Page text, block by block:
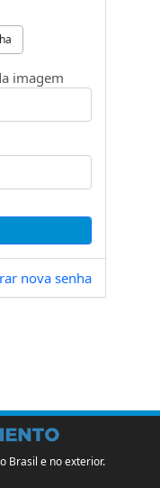
imagem
nova senha
Brasil e no exterior.